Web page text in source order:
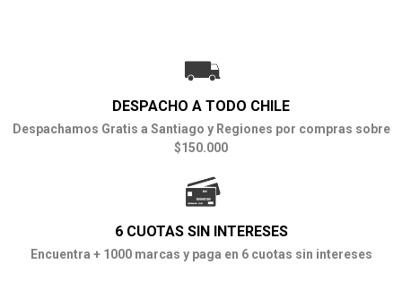
DESPACHO A TODO CHILE
Despachamos Gratis a Santiago y Regiones por compras sobre
$150.000
6 CUOTAS SIN INTERESES
Encuentra + 1000 marcas y paga en 6 cuotas sin intereses